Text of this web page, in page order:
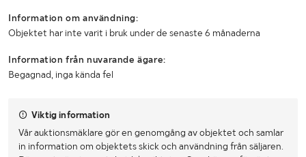
Information om användning:
Objektet har inte varit i bruk under de senaste 6 månaderna
Information från nuvarande ägare:
Begagnad, inga kända fel
Viktig information
Vår auktionsmäklare gör en genomgång av objektet och samlar
in information om objektets skick och användning från säljaren.